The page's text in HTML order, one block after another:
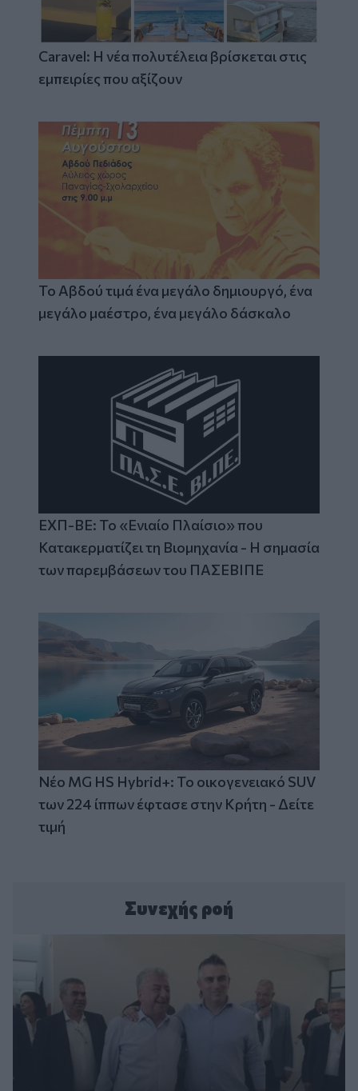
Caravel: Η νέα πολυτέλεια βρίσκεται στις
εμπειρίες που αξίζουν
Το Αβδού τιμά ένα μεγάλο δημιουργό, ένα
μεγάλο μαέστρο, ένα μεγάλο δάσκαλο
ΕΧΠ-ΒΕ: Το «Ενιαίο Πλαίσιο» που
Κατακερματίζει τη Βιομηχανία - Η σημασία
των παρεμβάσεων του ΠΑΣΕΒΙΠΕ
Νέο MG HS Hybrid+: Το οικογενειακό SUV
των 224 ίππων έφτασε στην Κρήτη - Δείτε
τιμή
Συνεχής ροή